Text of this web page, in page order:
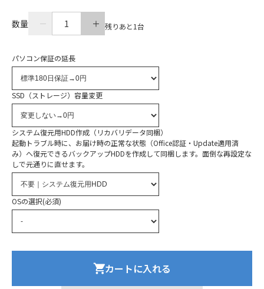
数量 1 残りあと1台
パソコン保証の延長
SSD（ストレージ）容量変更
システム復元用HDD作成（リカバリデータ同梱）
起動トラブル時に、お届け時の正常な状態（Office認証・Update適用済
み）へ復元できるバックアップHDDを作成して同梱します。面倒な再設定な
しで元通りに直せます。
OSの選択(必須)
カートに入れる